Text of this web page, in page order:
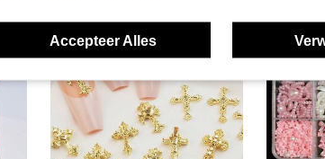
Accepteer Alles